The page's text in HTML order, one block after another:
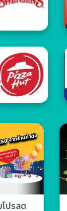
ปรลด